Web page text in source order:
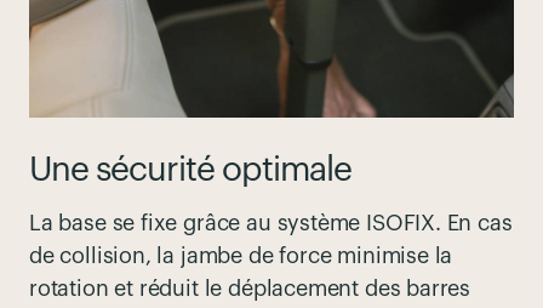
Une sécurité optimale
La base se fixegrâce au système ISOFIX. En cas
de collision,
la jambe deforceminimise la
rotation et réduit le déplacement des barres